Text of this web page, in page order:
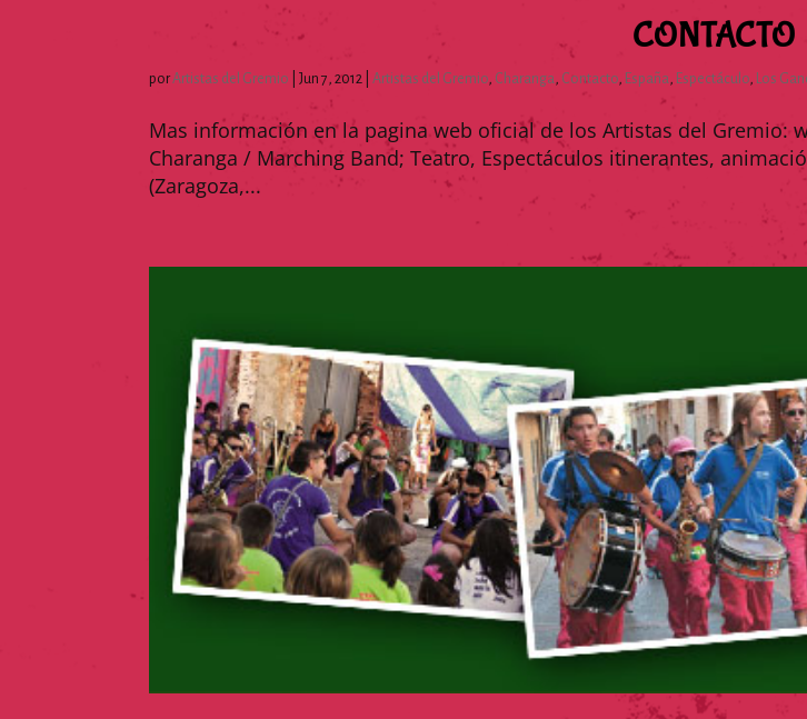
CONTACTO
porArtistas del Gremio |Jun 7, 2012 |Artistas del Gremio Charanga Contacto España Espectáculo Los
Mas información en la pagina web oficial de los Artistas del Gremio:
Charanga / Marching Band; Teatro, Espectáculos itinerantes,
(Zaragoza,...